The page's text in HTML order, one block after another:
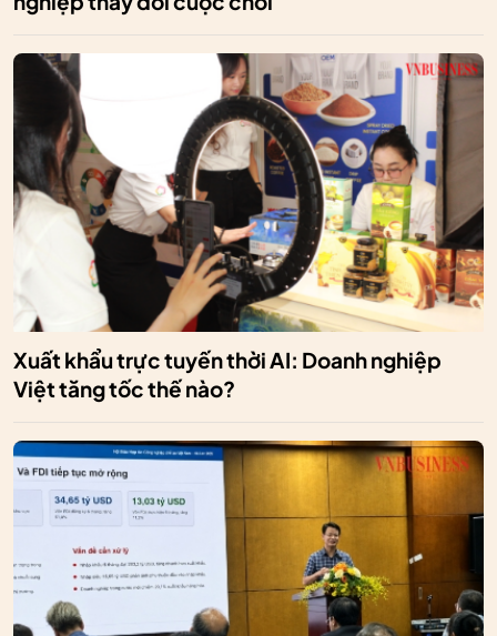
Xuất khẩu trực tuyến thời AI: Doanh nghiệp
Việt tăng tốc thế nào?